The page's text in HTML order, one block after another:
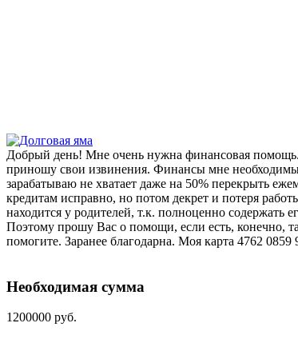
Добрый день! Мне очень нужна финансовая помощь.
приношу свои извинения. Финансы мне
зарабатываю не хватает даже на 50% перекрыть
кредитам исправно, но потом декрет и потеря
находится у родителей, т.к. полноценно содержать
Поэтому прошу Вас о помощи, если есть, конечно,
помогите. Заранее благодарна. Моя карта 4762
Необходимая сумма
1200000 руб.